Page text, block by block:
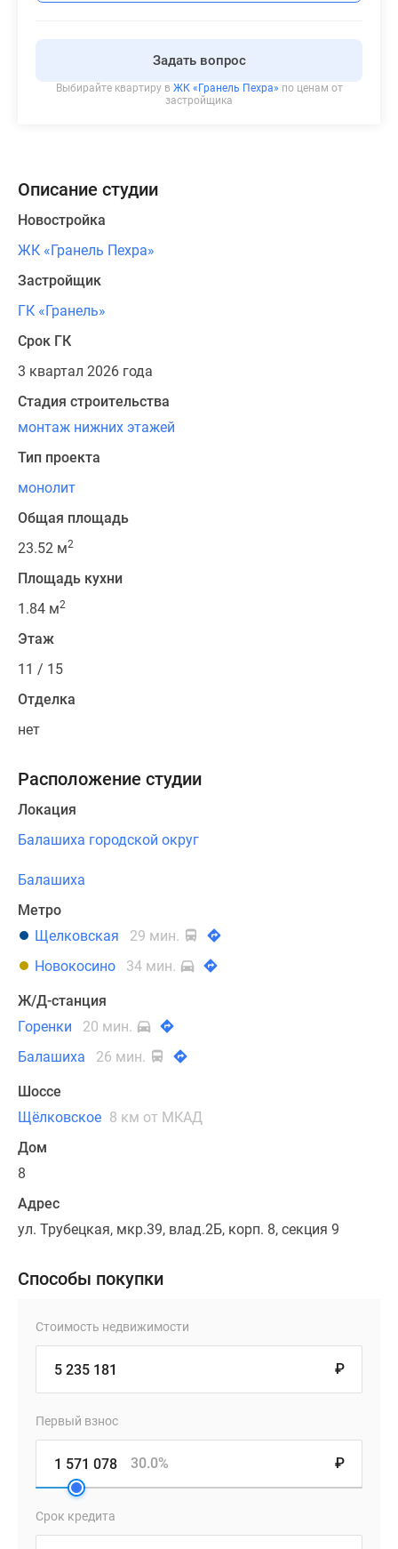
Задать вопрос
Выбирайте квартиру в ЖК «Гранель Пехра» по ценам от
застройщика
Описание студии
Новостройка
ЖК «Гранель Пехра»
Застройщик
ГК «Гранель»
Срок ГК
3 квартал 2026 года
Стадия строительства
монтаж нижних этажей
Тип проекта
монолит
Общая площадь
23.52 м2
Площадь кухни
1.84 м2
Этаж
11 / 15
Отделка
нет
Расположение студии
Локация
Балашиха городской округ
Балашиха
Метро
Щелковская
29 мин.
Новокосино
34 мин.
Ж/Д-станция
Горенки
20 мин.
Балашиха
26 мин.
Шоссе
Щёлковское 8 км от МКАД
Дом
8
Адрес
ул. Трубецкая, мкр.39, влад.2Б, корп. 8, секция 9
Способы покупки
Стоимость недвижимости
₽
Первый взнос
₽
30.0%
Срок кредита